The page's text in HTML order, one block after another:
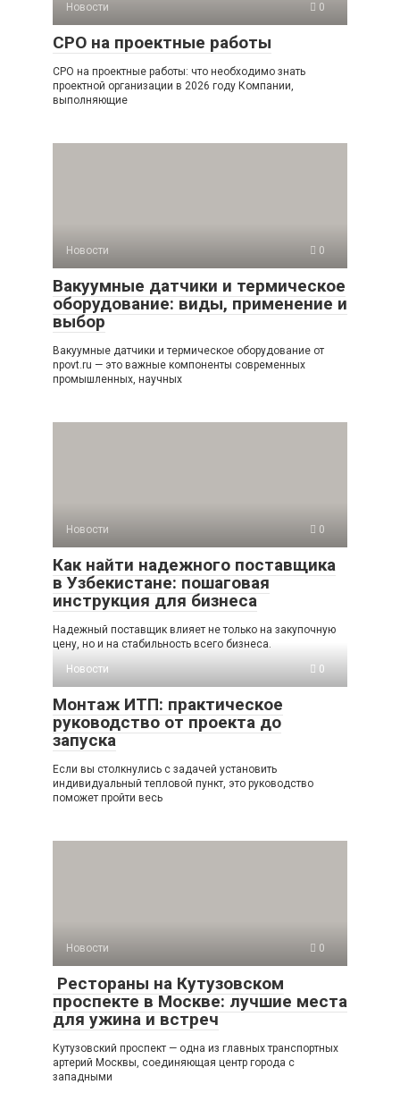
Новости 0
СРО на проектные работы
СРО на проектные работы: что необходимо знать
проектной организации в 2026 году Компании,
выполняющие
Новости 0
Вакуумные датчики и термическое
оборудование: виды, применение и
выбор
Вакуумные датчики и термическое оборудование от
npovt.ru — это важные компоненты современных
промышленных, научных
Новости 0
Как найти надежного поставщика
в Узбекистане: пошаговая
инструкция для бизнеса
Надежный поставщик влияет не только на закупочную
цену, но и на стабильность всего бизнеса.
Новости
0
Монтаж ИТП: практическое
руководство от проекта до
запуска
Если вы столкнулись с задачей установить
индивидуальный тепловой пункт, это руководство
поможет пройти весь
Новости 0
Рестораны на Кутузовском
проспекте в Москве: лучшие места
для ужина и встреч
Кутузовский проспект — одна из главных транспортных
артерий Москвы, соединяющая центр города с
западными